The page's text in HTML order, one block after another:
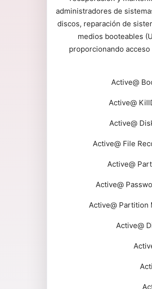
administradores de
discos, reparación de
medios booteables
proporcionando
Active@
Active@
Active@
Active@ File
Active@
Active@
Active@ Partition
Active@